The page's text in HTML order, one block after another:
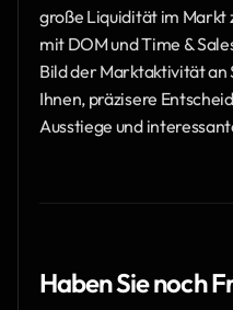
große Liquidität im Markt
mit DOM und Time &
Bild der Marktaktivität an
Ihnen, präzisere
Ausstiege und
Haben Sie noch